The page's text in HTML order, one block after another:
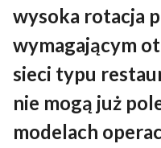
wysoka rotacja
wymagającym
sieci typu
nie mogą już
modelach